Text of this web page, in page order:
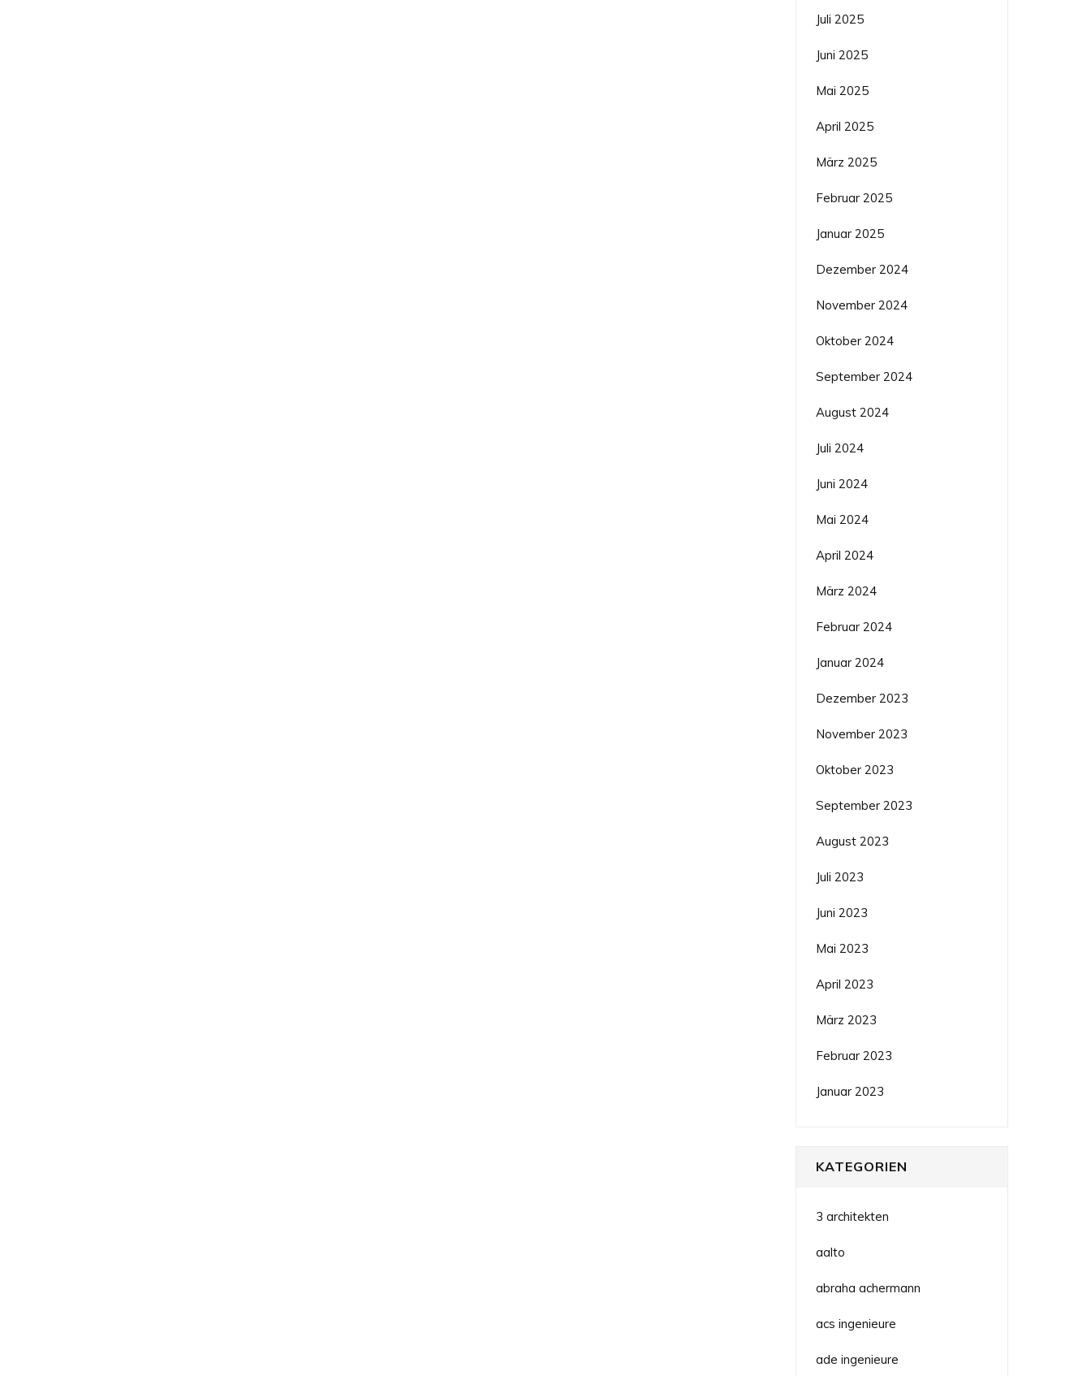
Juli 2025
Juni 2025
Mai 2025
April 2025
März 2025
Februar 2025
Januar 2025
Dezember 2024
November 2024
Oktober 2024
September 2024
August 2024
Juli 2024
Juni 2024
Mai 2024
April 2024
März 2024
Februar 2024
Januar 2024
Dezember 2023
November 2023
Oktober 2023
September 2023
August 2023
Juli 2023
Juni 2023
Mai 2023
April 2023
März 2023
Februar 2023
Januar 2023
KATEGORIEN
3 architekten
aalto
abraha achermann
acs ingenieure
ade ingenieure